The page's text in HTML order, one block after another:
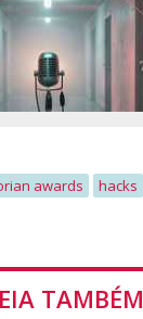
awards hacks
TAMBÉM